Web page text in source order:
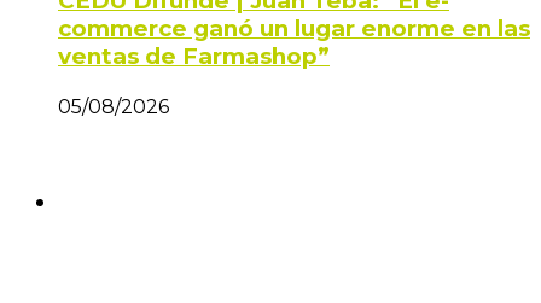
commerce ganó un lugar enorme en las
ventas de Farmashop”
05/08/2026